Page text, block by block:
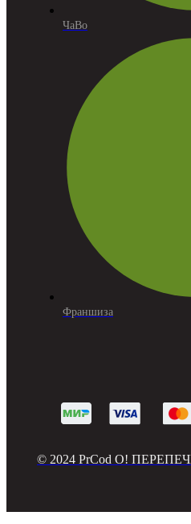
ЧаВо
Франшиза
© 2024 PrCod О!